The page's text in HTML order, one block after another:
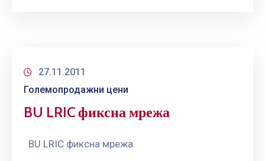
27.11.2011
Големопродажни цени
BU LRIC фиксна мрежа
BU LRIC фиксна мрежа